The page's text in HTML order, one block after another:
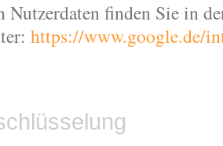
Nutzerdaten finden Sie in
https://www.google.de/